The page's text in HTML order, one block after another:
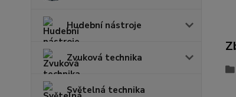
Hudební nástroje
Zvuková technika
Světelná technika